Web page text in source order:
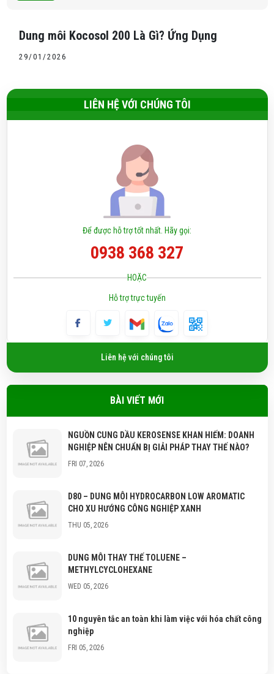
Dung môi Kocosol 200 Là Gì? Ứng Dụng
29/01/2026
LIÊN HỆ VỚI CHÚNG TÔI
Để được hỗ trợ tốt nhất. Hãy gọi:
0938 368 327
HOẶC
Hỗ trợ trực tuyến
Liên hệ với chúng tôi
BÀI VIẾT MỚI
NGUỒN CUNG DẦU KEROSENSE KHAN HIẾM: DOANH
NGHIỆP NÊN CHUẨN BỊ GIẢI PHÁP THAY THẾ NÀO?
FRI 07, 2026
D80 – DUNG MÔI HYDROCARBON LOW AROMATIC
CHO XU HƯỚNG CÔNG NGHIỆP XANH
THU 05, 2026
DUNG MÔI THAY THẾ TOLUENE –
METHYLCYCLOHEXANE
WED 05, 2026
10 nguyên tắc an toàn khi làm việc với hóa chất công
nghiệp
FRI 05, 2026